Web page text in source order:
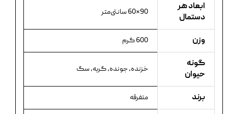
ابعاد هر
دستمال
90×60 سانتی‌متر
وزن 600 گرم
گونه
حیوان
خزنده، جونده، گربه، سگ
برند متفرقه